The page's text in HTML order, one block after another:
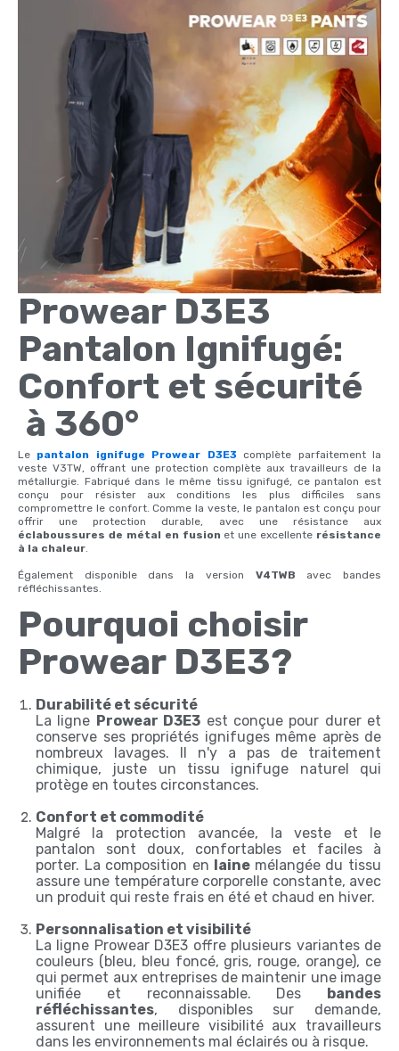
Prowear D3E3
Pantalon Ignifugé:
Confort et sécurité
à 360°
Le pantalon ignifuge Prowear D3E3 complète parfaitement la
veste V3TW, offrant une protection complète aux travailleurs de la
métallurgie. Fabriqué dans le même tissu ignifugé, ce pantalon est
conçu pour résister aux conditions les plus difficiles sans
compromettre le confort. Comme la veste, le pantalon est conçu pour
offrir une protection durable, avec une résistance aux
éclaboussures de métal en fusion et une excellente résistance
à la chaleur
Également disponible dans la version V4TWB avec bandes
réfléchissantes.
Pourquoi choisir
Prowear D3E3?
Durabilité et sécurité
La ligne Prowear D3E3 est conçue pour durer et
conserve ses propriétés ignifuges même après de
nombreux lavages. Il n'y a pas de traitement
chimique, juste un tissu ignifuge naturel qui
protège en toutes circonstances.
Confort et commodité
Malgré la protection avancée, la veste et le
pantalon sont doux, confortables et faciles à
porter. La composition en laine mélangée du tissu
assure une température corporelle constante, avec
un produit qui reste frais en été et chaud en hiver.
Personnalisation et visibilité
La ligne Prowear D3E3 offre plusieurs variantes de
couleurs (bleu, bleu foncé, gris, rouge, orange), ce
qui permet aux entreprises de maintenir une image
unifiée et reconnaissable. Des bandes
réfléchissantes, disponibles sur demande,
assurent une meilleure visibilité aux travailleurs
dans les environnements mal éclairés ou à risque.